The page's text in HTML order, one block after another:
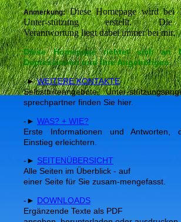
Anmerkung:Diese Homepage wird
Unter-stützung erstellt. Die
Verantwortung liegt dabei immer bei mir.
Diese Homepage richtet sich an
Depressionen und ihre Angehörigen.
-►WEITERE KONTAKTE
Selbsthilfeangebote, Unter-
sprechpartner finden Sie hier.
-► WAS? + WIE?
Erste Informationen und Antworten,
Einstieg erleichtern.
-► SEITENÜBERSICHT
Alle Seiten im Überblick - auf
einer Seite für Sie zusam-mengefasst.
-► DOWNLOADS
Ergänzende Texte als PDF